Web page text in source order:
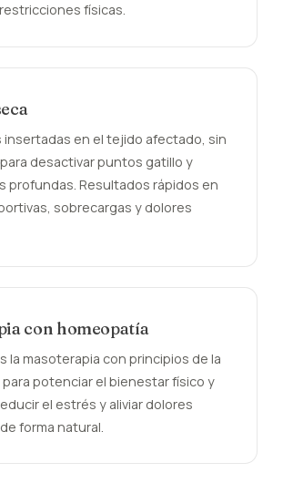
físicas.
insertadas en el tejido afectado, sin
desactivar puntos gatillo y
profundas. Resultados rápidos en
sobrecargas y dolores
con homeopatía
la masoterapia con principios de la
potenciar el bienestar físico y
el estrés y aliviar dolores
forma natural.